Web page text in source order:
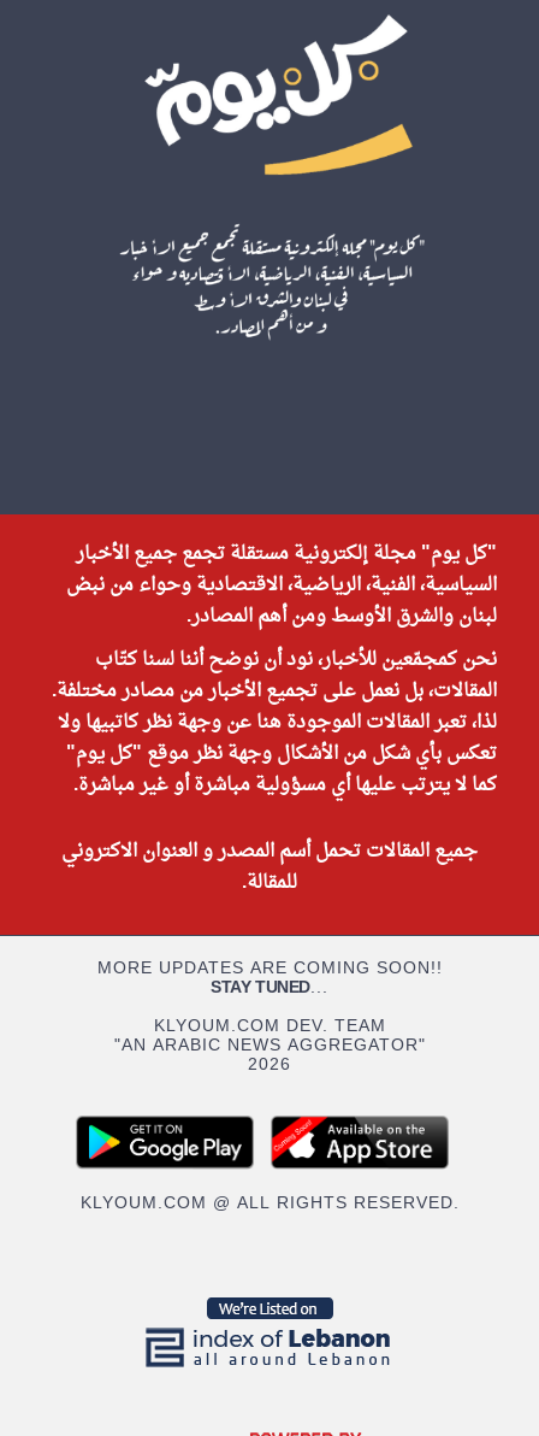
"كل يوم" مجلة إلكترونية مستقلة تجمع جميع الأخبار
السياسية، الفنية، الرياضية، الاقتصادية وحواء من نبض
لبنان والشرق الأوسط ومن أهم المصادر.
نحن كمجمّعين للأخبار، نود أن نوضح أننا لسنا كتّاب
المقالات، بل نعمل على تجميع الأخبار من مصادر مختلفة.
لذا، تعبر المقالات الموجودة هنا عن وجهة نظر كاتبيها ولا
تعكس بأي شكل من الأشكال وجهة نظر موقع "كل يوم"
كما لا يترتب عليها أي مسؤولية مباشرة أو غير مباشرة.
جميع المقالات تحمل أسم المصدر و العنوان الاكتروني
للمقالة.
MORE UPDATES ARE COMING SOON!!
STAY TUNED...
KLYOUM.COM DEV. TEAM
"AN ARABIC NEWS AGGREGATOR"
2026
KLYOUM.COM @ ALL RIGHTS RESERVED.